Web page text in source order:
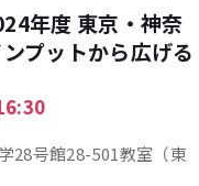
年度 東京・神奈
プットから広げる
28号館28-501教室（東